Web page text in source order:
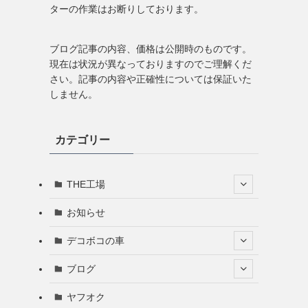
ターの作業はお断りしております。
ブログ記事の内容、価格は公開時のものです。
現在は状況が異なっておりますのでご理解くだ
さい。記事の内容や正確性については保証いた
しません。
カテゴリー
THE工場
お知らせ
デコボコの車
ブログ
ヤフオク